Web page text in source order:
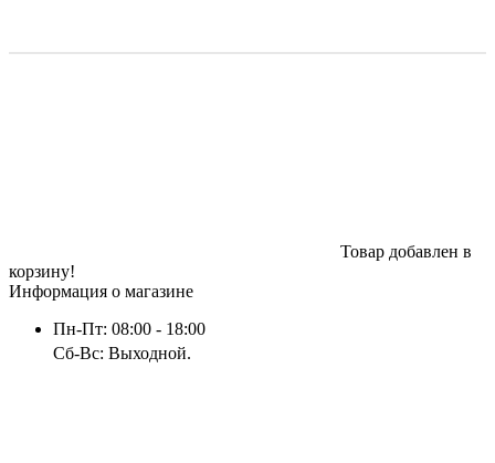
Товар добавлен в
корзину!
Информация о магазине
Пн-Пт: 08:00 - 18:00
Сб-Вс: Выходной.